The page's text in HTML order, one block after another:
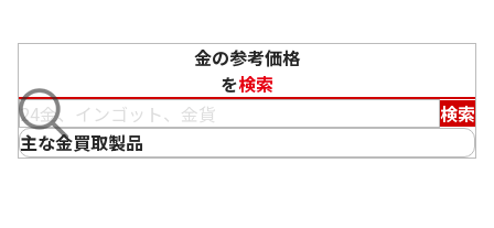
金の参考価格
を検索
検索
主な金買取製品